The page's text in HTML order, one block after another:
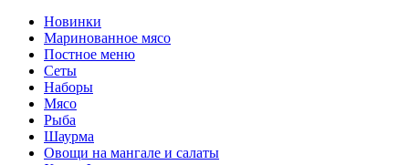
Новинки
Маринованное мясо
Постное меню
Сеты
Наборы
Мясо
Рыба
Шаурма
Овощи на мангале и салаты